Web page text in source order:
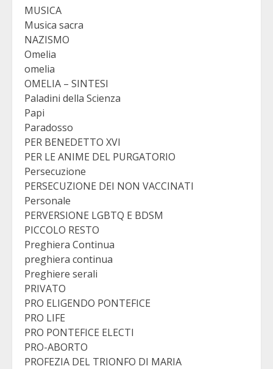
MUSICA
Musica sacra
NAZISMO
Omelia
omelia
OMELIA – SINTESI
Paladini della Scienza
Papi
Paradosso
PER BENEDETTO XVI
PER LE ANIME DEL PURGATORIO
Persecuzione
PERSECUZIONE DEI NON VACCINATI
Personale
PERVERSIONE LGBTQ E BDSM
PICCOLO RESTO
Preghiera Continua
preghiera continua
Preghiere serali
PRIVATO
PRO ELIGENDO PONTEFICE
PRO LIFE
PRO PONTEFICE ELECTI
PRO-ABORTO
PROFEZIA DEL TRIONFO DI MARIA